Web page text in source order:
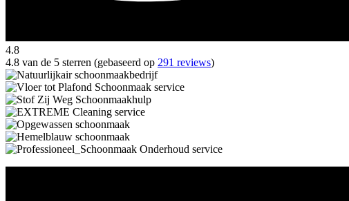
4.8
4.8 van de 5 sterren (gebaseerd op 291 reviews)